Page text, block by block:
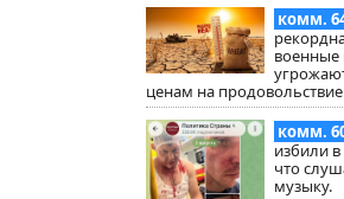
комм.
военные
ценам на продовольствие
комм.
избили
что
музыку.